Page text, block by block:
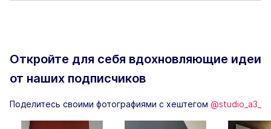
Откройте для себя вдохновляющие идеи
от наших подписчиков
Поделитесь своими фотографиями с хештегом @studio_a3_